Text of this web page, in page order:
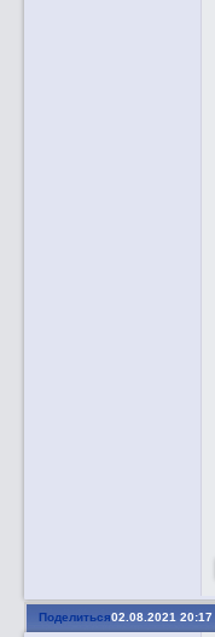
Поделиться02.08.2021 20:17